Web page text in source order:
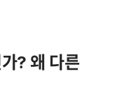
? 왜 다른